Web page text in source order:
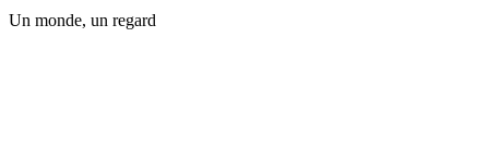
Un monde, un regard